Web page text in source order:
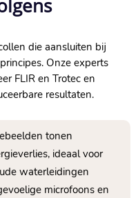
die aansluiten bij
Onze experts
FLIR en Trotec en
resultaten.
tonen
ideaal voor
waterleidingen
microfoons en